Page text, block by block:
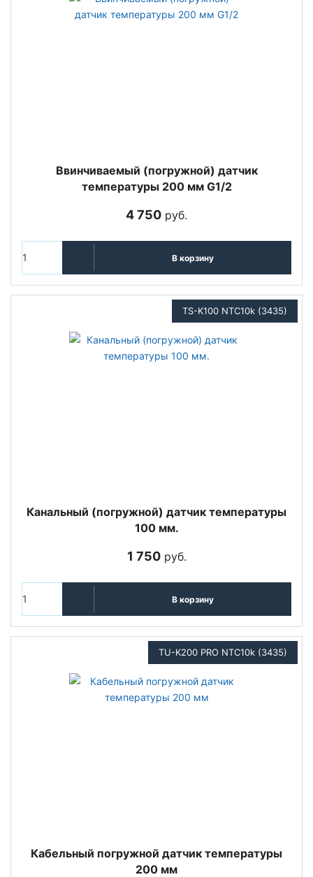
Ввинчиваемый (погружной) датчик
температуры 200 мм G1/2
4 750 руб.
В корзину
TS-K100 NTC10k (3435)
Канальный (погружной) датчик температуры
100 мм.
1 750руб.
В корзину
TU-K200 PRO NTC10k (3435)
Кабельный погружной датчик температуры
200 мм